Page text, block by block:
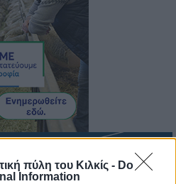
πύλη του Κιλκίς - Do
Information